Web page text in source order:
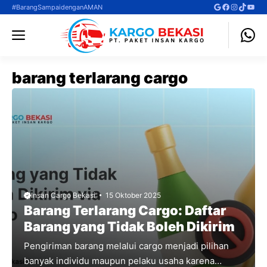
Langsung
#BarangSampaidenganAMAN Google
Facebook
TikTok
Menu
barang terlarang cargo
Insan Cargo Bekasi 15 Oktober 2025
Barang Terlarang Cargo: Daftar
Barang yang Tidak Boleh Dikirim
Pengiriman barang melalui cargo menjadi pilihan
banyak individu maupun pelaku usaha karena